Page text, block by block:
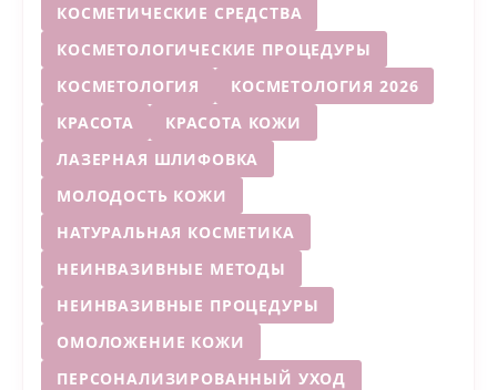
КОСМЕТИЧЕСКИЕ СРЕДСТВА
КОСМЕТОЛОГИЧЕСКИЕ ПРОЦЕДУРЫ
КОСМЕТОЛОГИЯ
КОСМЕТОЛОГИЯ 2026
КРАСОТА
КРАСОТА КОЖИ
ЛАЗЕРНАЯ ШЛИФОВКА
МОЛОДОСТЬ КОЖИ
НАТУРАЛЬНАЯ КОСМЕТИКА
НЕИНВАЗИВНЫЕ МЕТОДЫ
НЕИНВАЗИВНЫЕ ПРОЦЕДУРЫ
ОМОЛОЖЕНИЕ КОЖИ
ПЕРСОНАЛИЗИРОВАННЫЙ УХОД